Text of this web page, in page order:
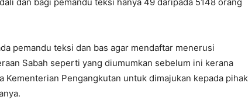
dan bagi pemandu teksi hanya 49 daripada 5148 orang
pemandu teksi dan bas agar mendaftar menerusi
Sabah seperti yang diumumkan sebelum ini kerana
Kementerian Pengangkutan untuk dimajukan kepada pihak